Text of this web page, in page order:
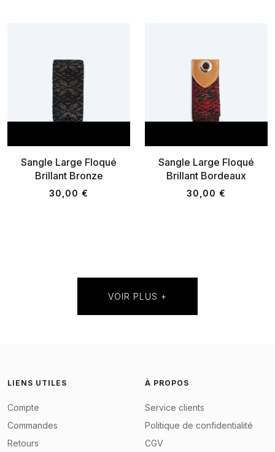
Sangle Large Floqué
Brillant Bronze
30,00 €
Sangle Large Floqué
Brillant Bordeaux
30,00 €
VOIR PLUS +
LIENS UTILES
Compte
Commandes
Retours
À PROPOS
Service clients
Politique de confidentialité
CGV